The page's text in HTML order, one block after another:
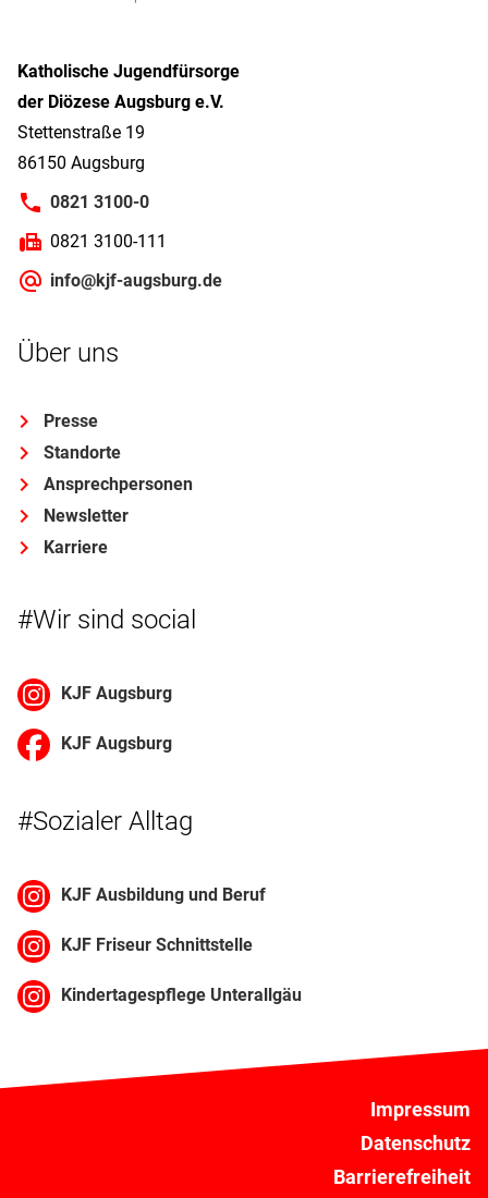
Katholische Jugendfürsorge
der Diözese Augsburg e.V.
Stettenstraße 19
86150 Augsburg
0821 3100-0
0821 3100-111
info@kjf-augsburg.de
Über uns
Presse
Standorte
Ansprechpersonen
Newsletter
Karriere
#Wir sind social
KJF Augsburg
KJF Augsburg
#Sozialer Alltag
KJF Ausbildung und Beruf
KJF Friseur Schnittstelle
Kindertagespflege Unterallgäu
Impressum
Datenschutz
Barrierefreiheit